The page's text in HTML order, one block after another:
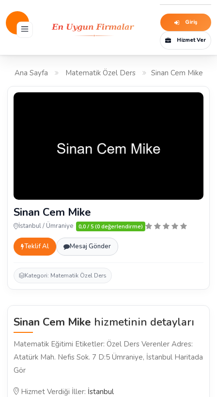
Giriş
Hizmet Ver
Ana Sayfa Matematik Özel Ders Sinan Cem Mike
Sinan Cem Mike
İstanbul / Ümraniye 0,0 / 5 (0 değerlendirme)
Teklif Al Mesaj Gönder
Kategori: Matematik Özel Ders
Sinan Cem Mike hizmetinin detayları
Matematik Eğitimi Etiketler: Özel Ders Verenler Adres:
Atatürk Mah. Nefis Sok. 7 D:5 Ümraniye, İstanbul Haritada
Gör
Hizmet Verdiği İller: İstanbul